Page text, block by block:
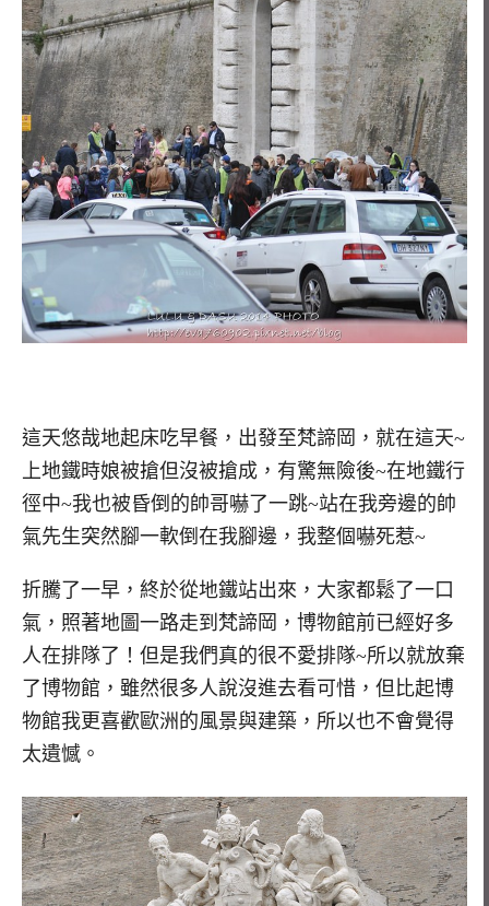
這天悠哉地起床吃早餐，出發至梵諦岡，就在這天~
上地鐵時娘被搶但沒被搶成，有驚無險後~在地鐵行
徑中~我也被昏倒的帥哥嚇了一跳~站在我旁邊的帥
氣先生突然腳一軟倒在我腳邊，我整個嚇死惹~
折騰了一早，終於從地鐵站出來，大家都鬆了一口
氣，照著地圖一路走到梵諦岡，博物館前已經好多
人在排隊了！但是我們真的很不愛排隊~所以就放棄
了博物館，雖然很多人說沒進去看可惜，但比起博
物館我更喜歡歐洲的風景與建築，所以也不會覺得
太遺憾。